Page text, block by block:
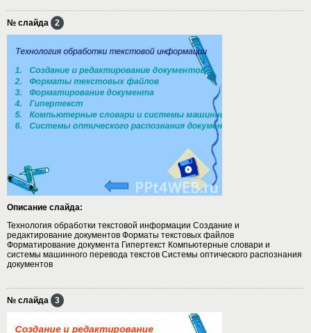
№ слайда 2
Описание слайда:
Технология обработки текстовой информации Создание и
редактирование документов Форматы текстовых файлов
Форматирование документа Гипертекст Компьютерные словари и
системы машинного перевода текстов Системы оптического распознания
документов
№ слайда 3